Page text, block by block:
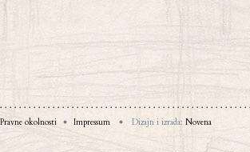
Pravne okolnosti Impressum Dizajn i izrada: Novena